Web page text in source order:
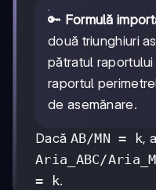
🔑 Formulă
două triunghiuri
pătratul
raportul
de asemănare.
Dacă AB/MN = k,
Aria_ABC/
= k.